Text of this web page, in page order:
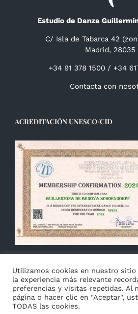
Estudio de Danza
C/ Isla de Tabarca 42
Madrid, 28035
+34 91 378 1500 / +34
Contacta con
ACREDITACIÓN UNESCO/CID
© Copyright 2014 -
Utilizamos cookies en nuestro
la experiencia más relevante
preferencias y visitas repetidas. Al
página o hacer clic en "Aceptar",
TODAS las cookies.